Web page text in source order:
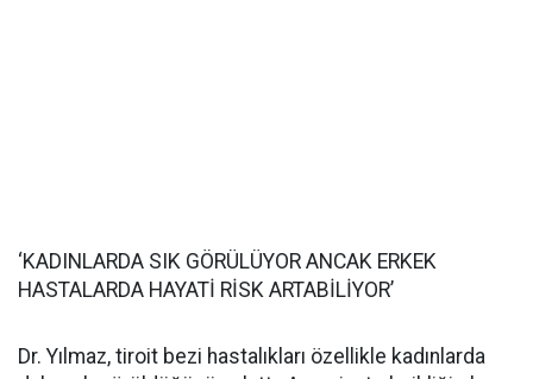
‘KADINLARDA SIK GÖRÜLÜYOR ANCAK ERKEK
HASTALARDA HAYATİ RİSK ARTABİLİYOR’
Dr. Yılmaz, tiroit bezi hastalıkları özellikle kadınlarda